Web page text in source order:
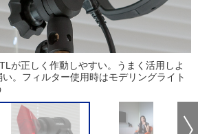
が正しく作動しやすい。うまく活用しよ
。フィルター使用時はモデリングライト